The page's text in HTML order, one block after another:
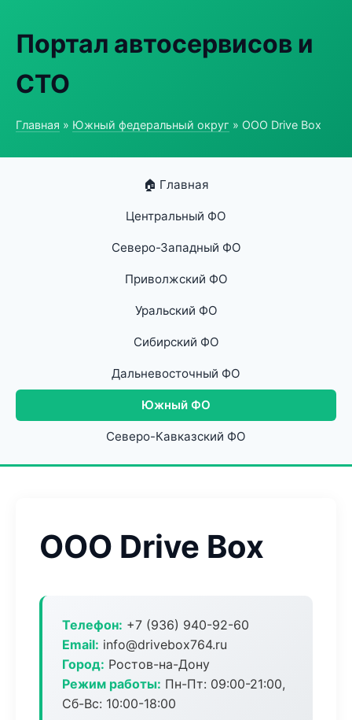
Портал автосервисов и
СТО
Главная » Южный федеральный округ » ООО Drive Box
🏠 Главная
Центральный ФО
Северо-Западный ФО
Приволжский ФО
Уральский ФО
Сибирский ФО
Дальневосточный ФО
Южный ФО
Северо-Кавказский ФО
ООО Drive Box
Телефон: +7 (936) 940-92-60
Email: info@drivebox764.ru
Город: Ростов-на-Дону
Режим работы: Пн-Пт: 09:00-21:00,
Сб-Вс: 10:00-18:00